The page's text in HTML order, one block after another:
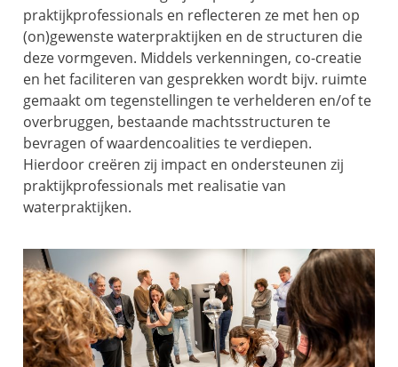
praktijkprofessionals en reflecteren ze met hen op
(on)gewenste waterpraktijken en de structuren die
deze vormgeven. Middels verkenningen, co-creatie
en het faciliteren van gesprekken wordt bijv. ruimte
gemaakt om tegenstellingen te verhelderen en/of te
overbruggen, bestaande machtsstructuren te
bevragen of waardencoalities te verdiepen.
Hierdoor creëren zij impact en ondersteunen zij
praktijkprofessionals met realisatie van
waterpraktijken.